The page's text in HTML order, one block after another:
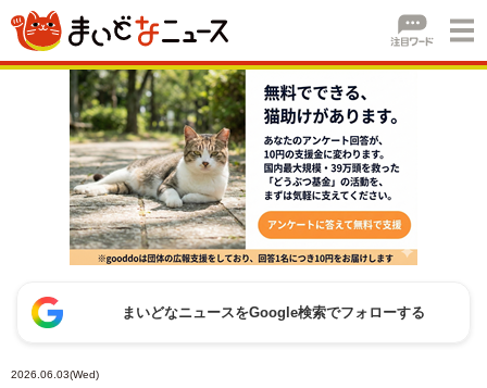
まいどなニュースをGoogle検索でフォローする
2026.06.03(Wed)